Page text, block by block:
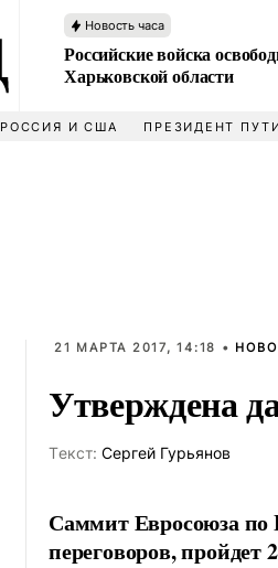
Новость часа
Российские войска
Харьковской области
РОССИЯ И США ПРЕЗИДЕНТ
21 МАРТА 2017, 14:18 •
Утверждена
Tекст: Сергей Гурьянов
Саммит Евросоюза по
переговоров, пройдет